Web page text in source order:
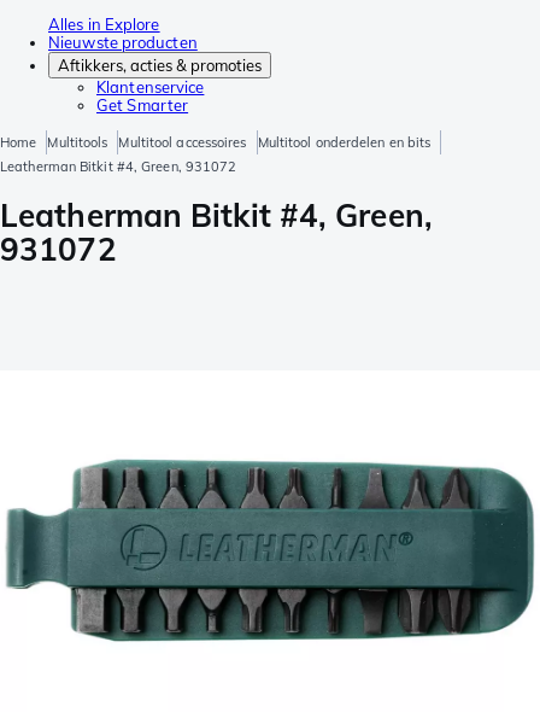
Alles in Explore
Nieuwste producten
Aftikkers, acties & promoties
Klantenservice
Get Smarter
Home Multitools Multitool accessoires
Multitool onderdelen en bits
Leatherman Bitkit #4, Green, 931072
Leatherman Bitkit #4, Green,
931072